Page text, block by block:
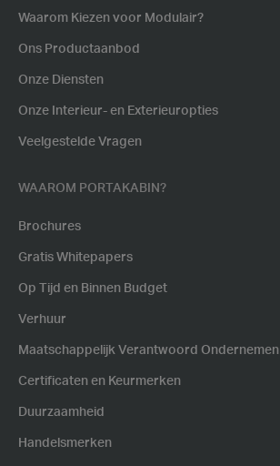
Waarom Kiezen voor Modulair?
Ons Productaanbod
Onze Diensten
Onze Interieur- en Exterieuropties
Veelgestelde Vragen
WAAROM PORTAKABIN?
Brochures
Gratis Whitepapers
Op Tijd en Binnen Budget
Verhuur
Maatschappelijk Verantwoord Ondernemen
Certificaten en Keurmerken
Duurzaamheid
Handelsmerken